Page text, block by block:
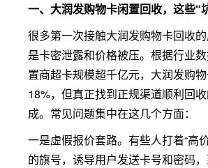
一、大润发购物卡闲置回收，这些“
很多第一次接触大润发购物卡回收
是卡密泄露和价格被压。根据行业
置商超卡规模超千亿元，大润发购
18%，但真正找到正规渠道顺利回
成。常见问题集中在这几个方面：
一是虚假报价套路。有些人打着“高
的旗号，诱导用户发送卡号和密码